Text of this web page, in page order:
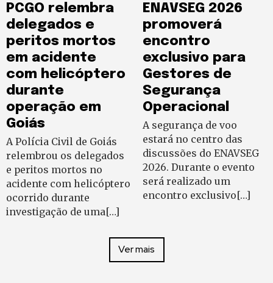
PCGO relembra
delegados e
peritos mortos
em acidente
com helicóptero
durante
operação em
Goiás
A Polícia Civil de Goiás
relembrou os delegados
e peritos mortos no
acidente com helicóptero
ocorrido durante
investigação de uma[…]
ENAVSEG 2026
promoverá
encontro
exclusivo para
Gestores de
Segurança
Operacional
A segurança de voo
estará no centro das
discussões do ENAVSEG
2026. Durante o evento
será realizado um
encontro exclusivo[…]
Ver mais